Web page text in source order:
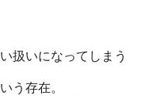
扱いになってしまう
う存在。